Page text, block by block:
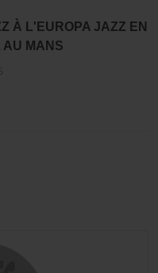
À L'EUROPA JAZZ EN
AU MANS